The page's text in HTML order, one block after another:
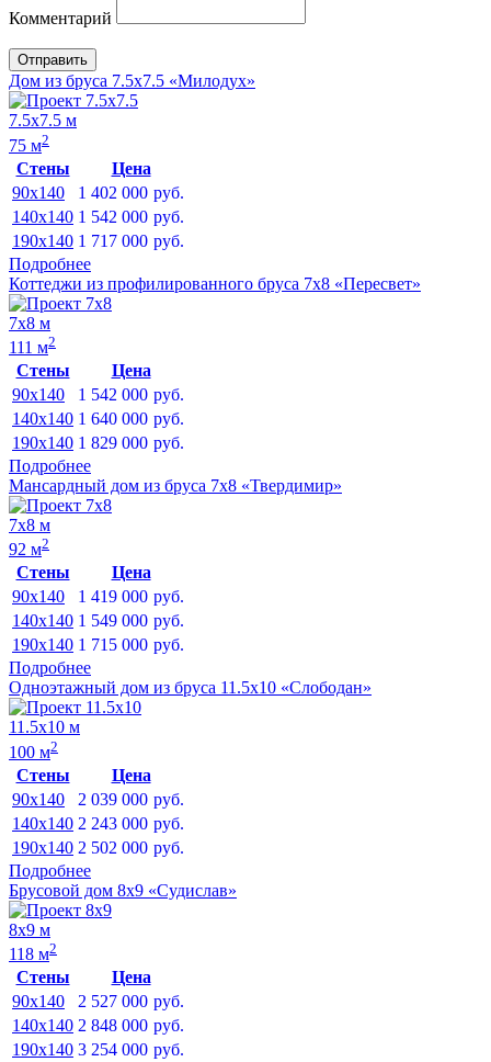
Комментарий
Отправить
Дом из бруса 7.5х7.5 «Милодух»
7.5х7.5 м
75 м2
Стены
Цена
90x140
1 402 000 руб.
140x140 1 542 000 руб.
190x140 1 717 000 руб.
Подробнее
Коттеджи из профилированного бруса 7х8 «Пересвет»
7х8 м
111 м2
Стены
Цена
90x140
1 542 000 руб.
140x140 1 640 000 руб.
190x140 1 829 000 руб.
Подробнее
Мансардный дом из бруса 7х8 «Твердимир»
7х8 м
92 м2
Стены
Цена
90x140
1 419 000 руб.
140x140 1 549 000 руб.
190x140 1 715 000 руб.
Подробнее
Одноэтажный дом из бруса 11.5х10 «Слободан»
11.5х10 м
100 м2
Стены
Цена
90x140
2 039 000 руб.
140x140 2 243 000 руб.
190x140 2 502 000 руб.
Подробнее
Брусовой дом 8х9 «Судислав»
8х9 м
118 м2
Стены
Цена
90x140
2 527 000 руб.
140x140 2 848 000 руб.
190x140 3 254 000 руб.